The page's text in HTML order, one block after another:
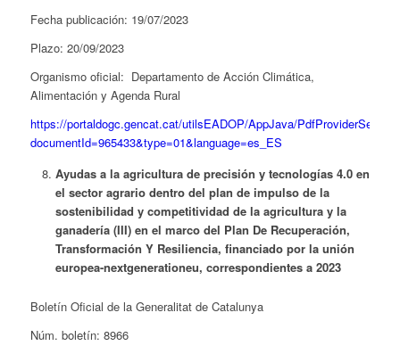
Fecha publicación: 19/07/2023
Plazo: 20/09/2023
Organismo oficial: Departamento de Acción Climática,
Alimentación y Agenda Rural
https://portaldogc.gencat.cat/utilsEADOP/AppJava/PdfProviderServlet?
documentId=965433&type=01&language=es_ES
Ayudas a la agricultura de precisión y tecnologías 4.0 en
el sector agrario dentro del plan de impulso de la
sostenibilidad y competitividad de la agricultura y la
ganadería (III) en el marco del Plan De Recuperación,
Transformación Y Resiliencia, financiado por la unión
europea-nextgenerationeu, correspondientes a 2023
Boletín Oficial de la Generalitat de Catalunya
Núm. boletín: 8966